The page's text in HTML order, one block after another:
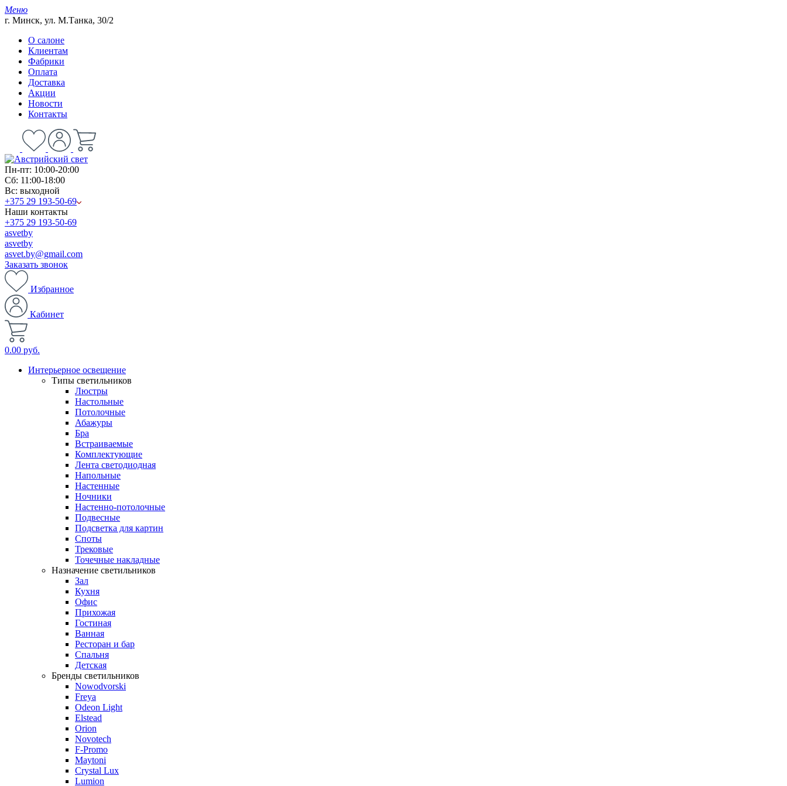
Меню
г. Минск, ул. М.Танка, 30/2
О салоне
Клиентам
Фабрики
Оплата
Доставка
Акции
Новости
Контакты
Пн-пт: 10:00-20:00
Сб: 11:00-18:00
Вс: выходной
+375 29 193-50-69
Наши контакты
+375 29 193-50-69
asvetby
asvetby
asvet.by@gmail.com
Заказать звонок
Избранное
Кабинет
0.00 руб.
Интерьерное освещение
Типы светильников
Люстры
Настольные
Потолочные
Абажуры
Бра
Встраиваемые
Комплектующие
Лента светодиодная
Напольные
Настенные
Ночники
Настенно-потолочные
Подвесные
Подсветка для картин
Споты
Трековые
Точечные накладные
Назначение светильников
Зал
Кухня
Офис
Прихожая
Гостиная
Ванная
Ресторан и бар
Спальня
Детская
Бренды светильников
Nowodvorski
Freya
Odeon Light
Elstead
Orion
Novotech
F-Promo
Maytoni
Crystal Lux
Lumion